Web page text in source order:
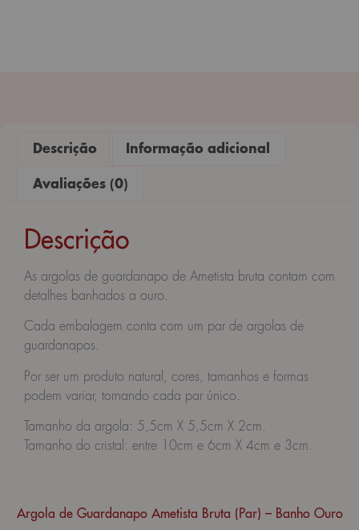
Descrição Informação adicional
Avaliações (0)
Descrição
As argolas de guardanapo de Ametista bruta contam com
detalhes banhados a ouro.
Cada embalagem conta com um par de argolas de
guardanapos.
Por ser um produto natural, cores, tamanhos e formas
podem variar, tornando cada par único.
Tamanho da argola: 5,5cm X 5,5cm X 2cm.
Tamanho do cristal: entre 10cm e 6cm X 4cm e 3cm.
Argola de Guardanapo Ametista Bruta (Par) – Banho Ouro